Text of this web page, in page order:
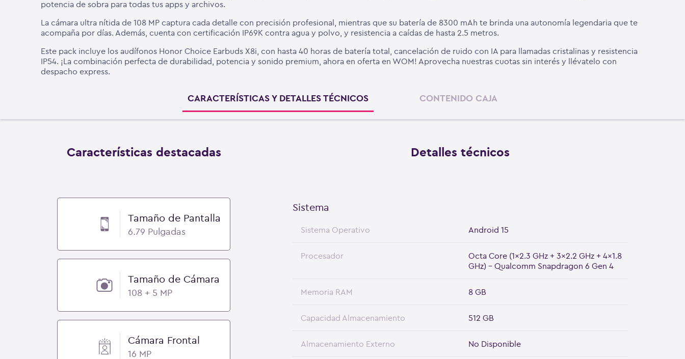
potencia de sobra para todas tus apps y archivos.
La cámara ultra nítida de 108 MP captura cada detalle con precisión profesional, mientras que su batería de 8300 mAh te brinda una autonomía legendaria que te
acompaña por días. Además, cuenta con certificación IP69K contra agua y polvo, y resistencia a caídas de hasta 2.5 metros.
Este pack incluye los audífonos Honor Choice Earbuds X8i, con hasta 40 horas de batería total, cancelación de ruido con IA para llamadas cristalinas y resistencia
IP54. ¡La combinación perfecta de durabilidad, potencia y sonido premium, ahora en oferta en WOM! Aprovecha nuestras cuotas sin interés y llévatelo con
despacho express.
CARACTERÍSTICAS Y DETALLES TÉCNICOS CONTENIDO CAJA
Características destacadas
Tamaño de Pantalla
6.79 Pulgadas
Tamaño de Cámara
108 + 5 MP
Cámara Frontal
16 MP
Detalles técnicos
Sistema
Sistema Operativo Android 15
Procesador
Octa Core (1x2.3 GHz + 3x2.2 GHz + 4x1.8
GHz) - Qualcomm Snapdragon 6 Gen 4
Memoria RAM 8 GB
Capacidad Almacenamiento 512 GB
Almacenamiento Externo No Disponible